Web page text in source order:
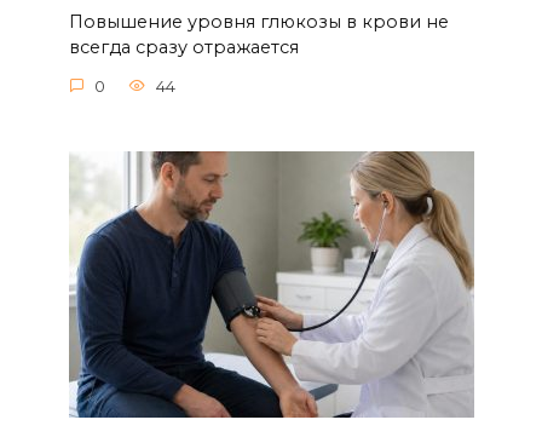
Повышение уровня глюкозы в крови не
всегда сразу отражается
0 44